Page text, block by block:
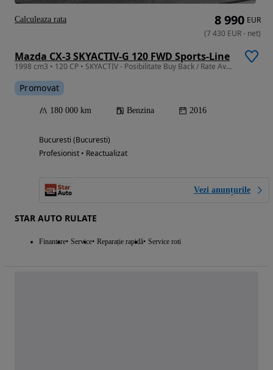
Mazda CX-3 SKYACTIV-G 120 FWD Sports-Line
1998 cm3 • 120 CP • SKYACTIV - Posibilitate Buy Back / Rate Avans 0% / Garantie 36 Luni
Promovat
180 000 km Benzina 2016
Bucuresti (Bucuresti)
Profesionist • Reactualizat
Vezi anunțurile
STAR AUTO RULATE
Finantare Service Reparație rapidă Service roti
8 990 EUR
(7 430 EUR- net)
Calculeaza rata